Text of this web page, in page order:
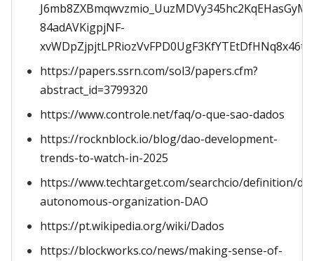
84adAVKigpjNF-
https://papers.ssrn.com/sol3/papers.cfm?
abstract_id=3799320
https://www.controle.net/faq/o-que-sao-dados
https://rocknblock.io/blog/dao-development-
trends-to-watch-in-2025
https://www.techtarget.com/searchcio/definition/
autonomous-organization-DAO
https://pt.wikipedia.org/wiki/Dados
https://blockworks.co/news/making-sense-of-